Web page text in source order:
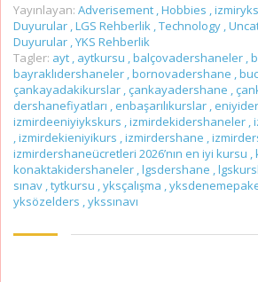
Yayınlayan: Adverisement ,Hobbies ,
Duyurular ,LGS Rehberlik ,Technology ,
Duyurular ,YKS Rehberlik
Tagler: ayt , aytkursu ,balçovadershaneler ,
bayraklıdershaneler ,bornovadershane ,
çankayadakikurslar , çankayadershane ,
dershanefiyatları , enbaşarılıkurslar ,
izmirdeeniyiykskurs ,izmirdekidershaneler ,
,izmirdekieniyikurs ,izmirdershane ,
izmirdershaneücretleri 2026’nın en iyi kursu ,
konaktakidershaneler ,lgsdershane ,
sınav ,tytkursu ,yksçalışma ,
yksözelders ,ykssınavı